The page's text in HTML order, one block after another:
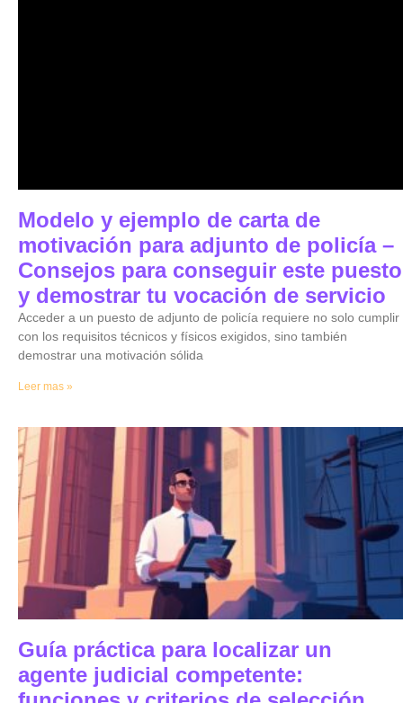
Modelo y ejemplo de carta de
motivación para adjunto de policía –
Consejos para conseguir este puesto
y demostrar tu vocación de servicio
Acceder a un puesto de adjunto de policía requiere no solo cumplir
con los requisitos técnicos y físicos exigidos, sino también
demostrar una motivación sólida
Leer mas »
Guía práctica para localizar un
agente judicial competente: